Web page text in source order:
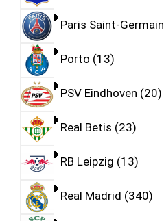
Paris Saint-Germain
Porto 13
PSV Eindhoven 20
Real Betis 23
RB Leipzig 13
Real Madrid 340